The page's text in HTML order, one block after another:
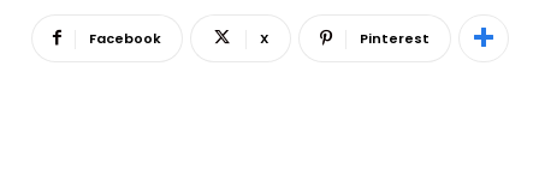
Facebook X Pinterest